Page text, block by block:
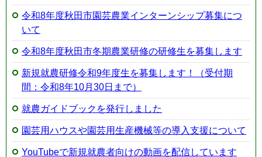
令和8年度秋田市園芸農業インターンシップ募集につ
いて
令和8年度秋田市冬期農業研修の研修生を募集します
新規就農研修令和9年度生を募集します！（受付期
間：令和8年10月30日まで）
就農ガイドブックを発行しました
園芸用ハウスや園芸用生産機械等の導入支援について
YouTubeで新規就農者向けの動画を配信しています